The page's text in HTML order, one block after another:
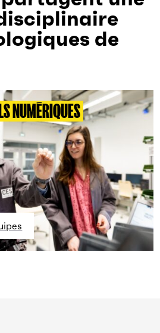
de
NUMÉRIQUES